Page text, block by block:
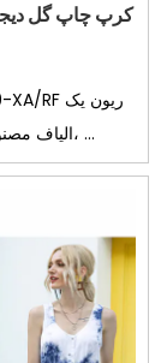
الیاف مصنوعی از منابع طبیعی است. قابل تنفس، سبک وزن، ...